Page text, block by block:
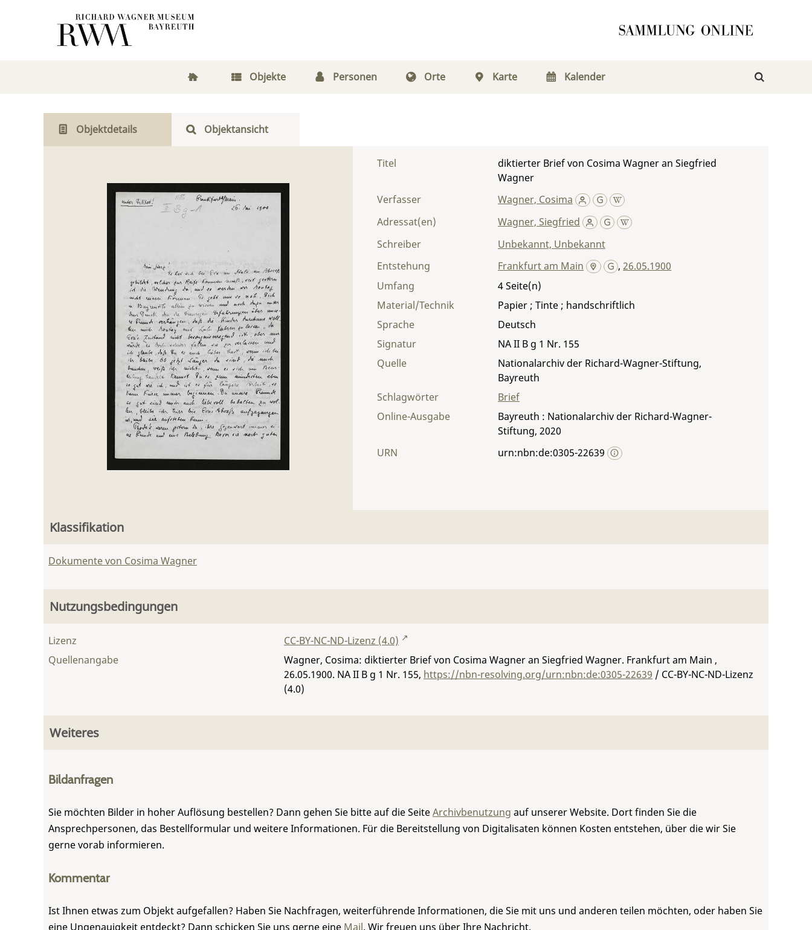
Objekte Personen Orte Karte Kalender
Objektdetails Objektansicht
Titel
diktierter Brief von Cosima Wagner an Siegfried
Wagner
Verfasser
Wagner, Cosima
Adressat(en)
Wagner, Siegfried
Schreiber
Unbekannt, Unbekannt
Entstehung
Frankfurt am Main ,26.05.1900
Umfang
4
Material/Technik
Papier ; Tinte ; handschriftlich
Sprache
Deutsch
Signatur
NA II B g 1 Nr. 155
Quelle
Nationalarchiv der Richard-Wagner-Stiftung,
Bayreuth
Schlagwörter
Brief
Online-Ausgabe
Bayreuth : Nationalarchiv der Richard-Wagner-
Stiftung, 2020
URN
urn:nbn:de:0305-22639
Klassifikation
Dokumente von Cosima Wagner
Nutzungsbedingungen
Lizenz
CC-BY-NC-ND-Lizenz (4.0)
Quellenangabe
Wagner, Cosima: diktierter Brief von Cosima Wagner an Siegfried Wagner. Frankfurt am Main ,
26.05.1900. NA II B g 1 Nr. 155, https://nbn-resolving.org/urn:nbn:de:0305-22639 / CC-BY-NC-ND-Lizenz
(4.0)
Weiteres
Bildanfragen
Sie möchten Bilder in hoher Auflösung bestellen? Dann gehen Sie bitte auf die SeiteArchivbenutzung auf unserer Website. Dort finden Sie die
Ansprechpersonen, das Bestellformular und weitere Informationen. Für die Bereitstellung von Digitalisaten können Kosten entstehen, über die wir Sie
gerne vorab informieren.
Kommentar
Ist Ihnen etwas zum Objekt aufgefallen? Haben Sie Nachfragen, weiterführende Informationen, die Sie mit uns und anderen teilen möchten, oder haben Sie
eine Ungenauigkeit entdeckt? Dann schicken Sie uns gerne eine Mail. Wir freuen uns über Ihre Nachricht.